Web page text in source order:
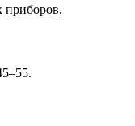
приборов.